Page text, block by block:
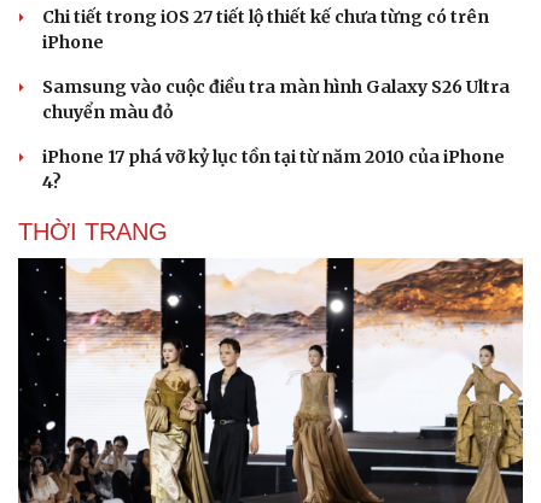
Chi tiết trong iOS 27 tiết lộ thiết kế chưa từng có trên
iPhone
Samsung vào cuộc điều tra màn hình Galaxy S26 Ultra
chuyển màu đỏ
iPhone 17 phá vỡ kỷ lục tồn tại từ năm 2010 của iPhone
4?
THỜI TRANG